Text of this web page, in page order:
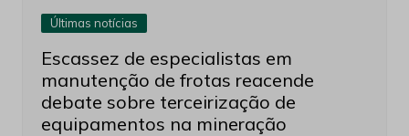
Últimas notícias
Escassez de especialistas em
manutenção de frotas reacende
debate sobre terceirização de
equipamentos na mineração